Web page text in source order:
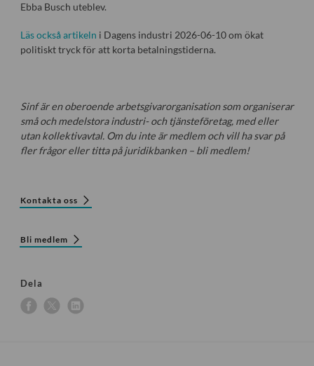
Ebba Busch uteblev.
Läs också artikeln i Dagens industri 2026-06-10 om ökat
politiskt tryck för att korta betalningstiderna.
Sinf är en oberoende arbetsgivarorganisation som organiserar
små och medelstora industri- och tjänsteföretag, med eller
utan kollektivavtal. Om du inte är medlem och vill ha svar på
fler frågor eller titta på juridikbanken – bli medlem!
Kontakta oss
Bli medlem
Dela